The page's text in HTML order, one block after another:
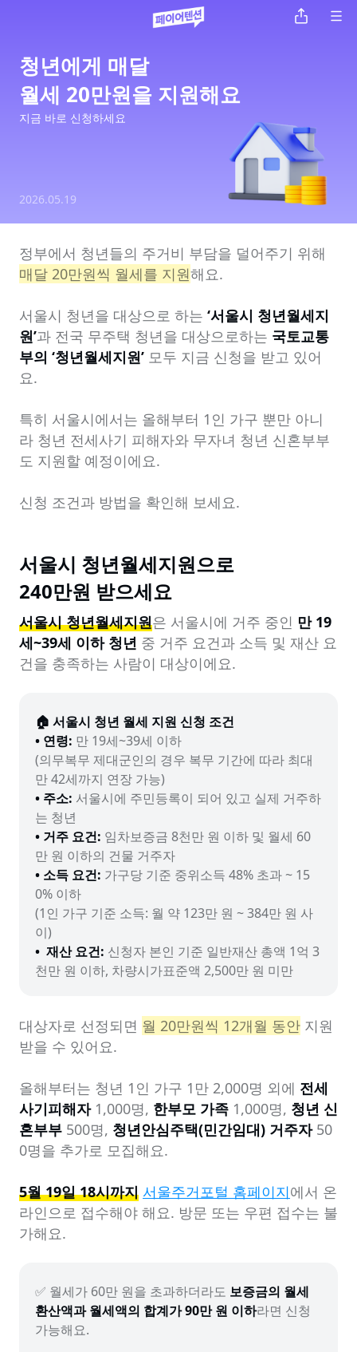
청년에게 매달
월세 20만원을 지원해요
지금 바로 신청하세요
2026.05.19
정부에서 청년들의 주거비 부담을 덜어주기 위해
매달 20만원씩 월세를 지원해요.
서울시 청년을 대상으로 하는 ‘서울시 청년월세지
원’과 전국 무주택 청년을 대상으로하는 국토교통
부의 ‘청년월세지원’ 모두 지금 신청을 받고 있어
요.
특히 서울시에서는 올해부터 1인 가구 뿐만 아니
라 청년 전세사기 피해자와 무자녀 청년 신혼부부
도 지원할 예정이에요.
신청 조건과 방법을 확인해 보세요.
서울시 청년월세지원으로
240만원 받으세요
서울시 청년월세지원은 서울시에 거주 중인 만 19
세~39세 이하 청년 중 거주 요건과 소득 및 재산 요
건을 충족하는 사람이 대상이에요.
🏠 서울시 청년 월세 지원 신청 조건
• 연령: 만 19세~39세 이하
(의무복무 제대군인의 경우 복무 기간에 따라 최대
• 주소: 서울시에 주민등록이 되어 있고 실제 거주하
• 거주 요건: 임차보증금 8천만 원 이하 및 월세 60
• 소득 요건: 가구당 기준 중위소득 48% 초과 ~ 15
0% 이하
(1인 가구 기준 소득: 월 약 123만 원 ~ 384만 원 사
•  재산 요건: 신청자 본인 기준 일반재산 총액 1억 3
천만 원 이하, 차량시가표준액 2,500만 원 미만
대상자로 선정되면 월 20만원씩 12개월 동안 지원
받을 수 있어요.
올해부터는 청년 1인 가구 1만 2,000명 외에 전세
사기피해자 1,000명, 한부모 가족 1,000명, 청년 신
혼부부 500명, 청년안심주택(민간임대) 거주자 50
0명을 추가로 모집해요.
5월 19일 18시까지 서울주거포털 홈페이지에서 온
라인으로 접수해야 해요. 방문 또는 우편 접수는 불
가해요.
✅ 월세가 60만 원을 초과하더라도 보증금의 월세
환산액과 월세액의 합계가 90만 원 이하라면 신청
가능해요.